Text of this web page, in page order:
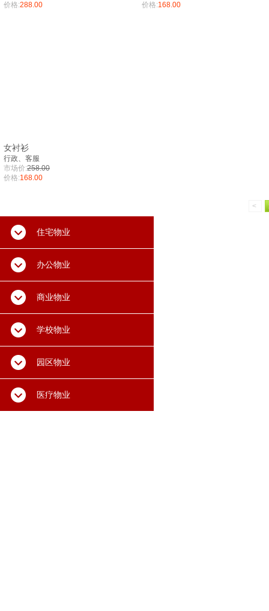
价格:288.00
价格:168.00
女衬衫
行政、客服
市场价:258.00
价格:168.00
<
住宅物业
办公物业
商业物业
学校物业
园区物业
医疗物业